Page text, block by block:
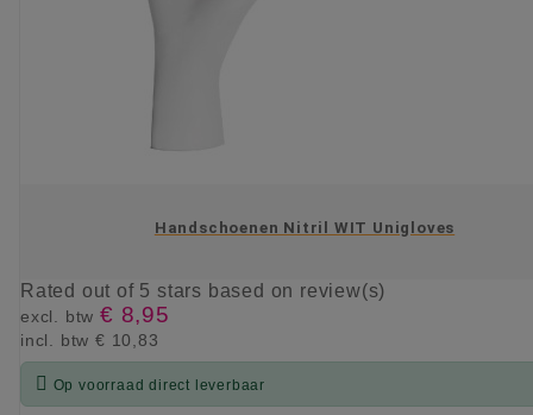
Handschoenen Nitril WIT Unigloves
Rated out of 5 stars based on review(s)
excl. btw € 8,95
incl. btw € 10,83
 Op voorraad direct leverbaar